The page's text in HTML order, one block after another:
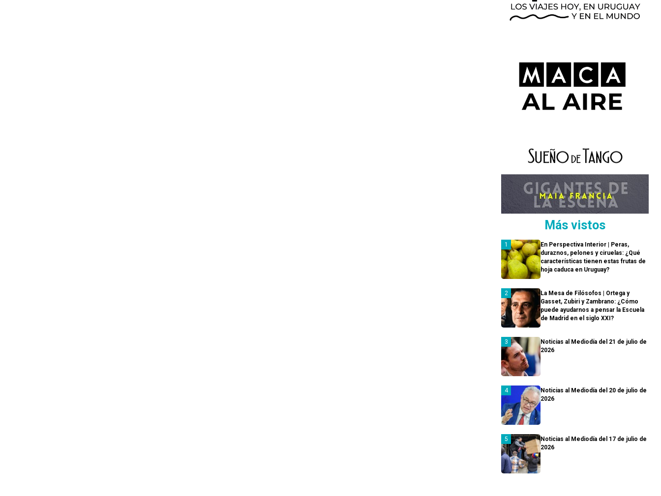
Más vistos
En Perspectiva Interior | Peras,
duraznos, pelones y ciruelas: ¿Qué
características tienen estas frutas de
hoja caduca en Uruguay?
La Mesa de Filósofos | Ortega y
Gasset, Zubiri y Zambrano: ¿Cómo
puede ayudarnos a pensar la Escuela
de Madrid en el siglo XXI?
Noticias al Mediodía del 21 de julio de
2026
Noticias al Mediodía del 20 de julio de
2026
Noticias al Mediodía del 17 de julio de
2026